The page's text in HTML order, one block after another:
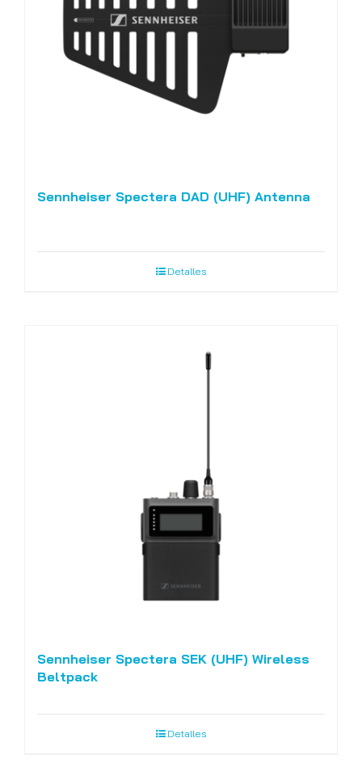
Sennheiser Spectera DAD (UHF) Antenna
Detalles
Sennheiser Spectera SEK (UHF) Wireless
Beltpack
Detalles